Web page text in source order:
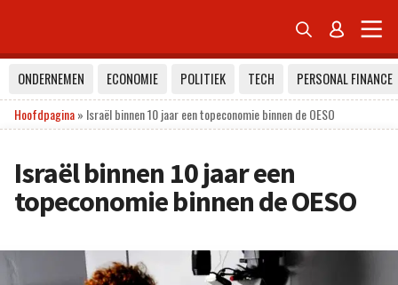
 
ONDERNEMEN ECONOMIE POLITIEK TECH
PERSONAL FINANCE
Hoofdpagina» Israël binnen 10 jaar een topeconomie binnen de OESO
Israël binnen 10 jaar een
topeconomie binnen de OESO